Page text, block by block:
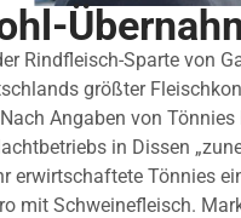
Rindfleisch-Sparte von
größter
Angaben von
in Dissen
erwirtschaftete Tönnies
mit Schweinefleisch.